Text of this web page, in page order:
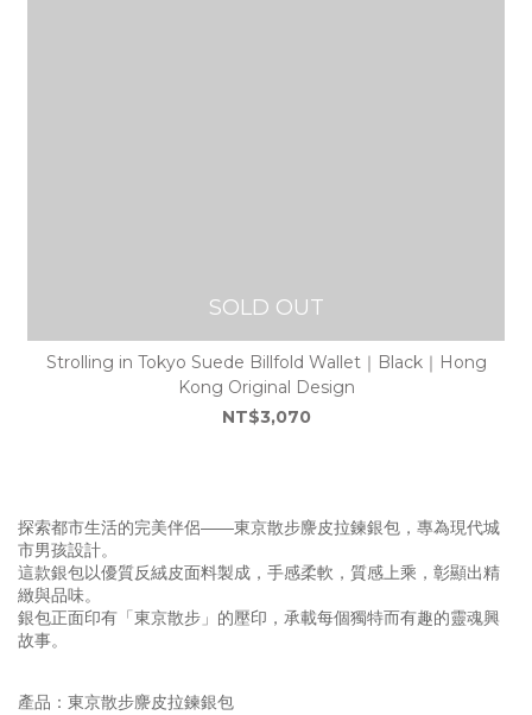
SOLD OUT
Strolling in Tokyo Suede Billfold Wallet｜Black｜Hong
Kong Original Design
NT$3,070
探索都市生活的完美伴侶——東京散步麖皮拉鍊銀包，專為現代城
市男孩設計。
這款銀包以優質反絨皮面料製成，手感柔軟，質感上乘，彰顯出精
緻與品味。
銀包正面印有「東京散步」的壓印，承載每個獨特而有趣的靈魂興
故事。
產品： 東京散步麖皮拉鍊銀包